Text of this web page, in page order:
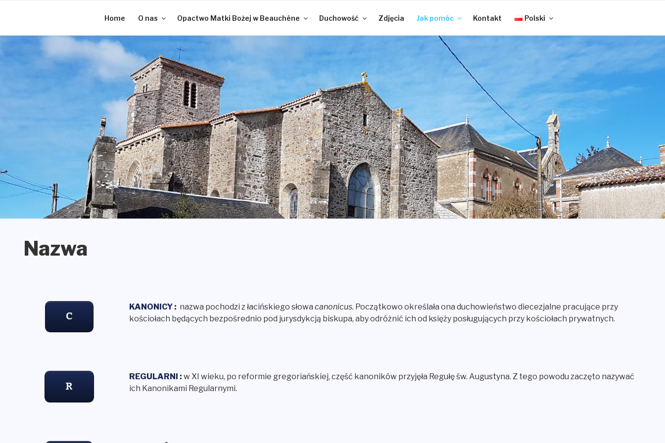
Home O nas Opactwo Matki Bożej w Beauchêne Duchowość Zdjęcia Jak pomóc Kontakt Polski
Nazwa
C
KANONICY : nazwa pochodzi z łacińskiego słowacanonicus. Początkowo określała ona duchowieństwo diecezjalne pracujące przy
kościołach będących bezpośrednio pod jurysdykcją biskupa, aby odróżnić ich od księży posługujących przy kościołach prywatnych.
R
REGULARNI :w XI wieku, po reformie gregoriańskiej, część kanoników przyjęła Regułę św. Augustyna. Z tego powodu zaczęto nazywać
ich Kanonikami Regularnymi.